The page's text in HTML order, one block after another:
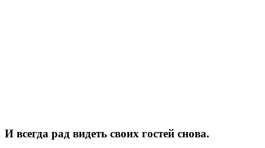
И всегда рад видеть своих гостей снова.